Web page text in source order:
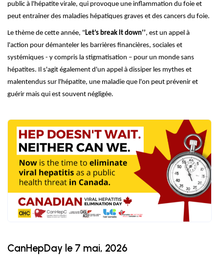
public à l'hépatite virale, qui provoque une inflammation du foie et
peut entraîner des maladies hépatiques graves et des cancers du foie.
Le thème de cette année, "Let’s break it down’’, est un appel à
l'action pour démanteler les barrières financières, sociales et
systémiques - y compris la stigmatisation – pour un monde sans
hépatites. Il s'agit également d'un appel à dissiper les mythes et
malentendus sur l'hépatite, une maladie que l'on peut prévenir et
guérir mais qui est souvent négligée.
CanHepDay le 7 mai, 2026